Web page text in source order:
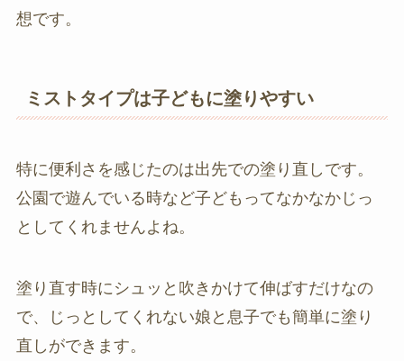
想です。
ミストタイプは子どもに塗りやすい
特に便利さを感じたのは出先での塗り直しです。
公園で遊んでいる時など子どもってなかなかじっ
としてくれませんよね。
塗り直す時にシュッと吹きかけて伸ばすだけなの
で、じっとしてくれない娘と息子でも簡単に塗り
直しができます。